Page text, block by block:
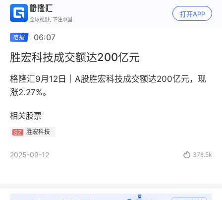
全球视野, 下注中国
打开APP
06:07
胜宏科技成交额达200亿元
格隆汇9月12日｜A股胜宏科技成交额达200亿元，现
涨2.27%。
相关股票
SZ 胜宏科技
2025-09-12  378.5k